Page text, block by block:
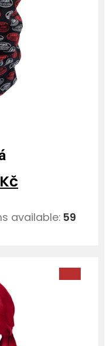
Kč
available: 59